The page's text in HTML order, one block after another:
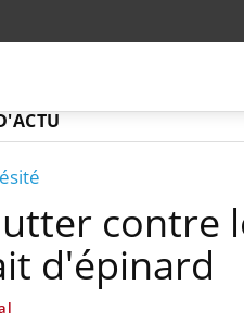
contre
d'épinard